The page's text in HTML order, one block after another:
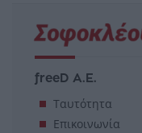
freeD Α.Ε.
Ταυτότητα
Επικοινωνία